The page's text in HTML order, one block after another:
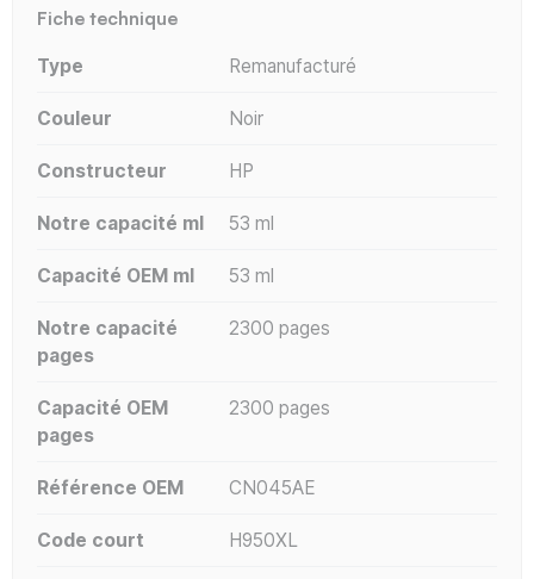
Fiche technique
Type Remanufacturé
Couleur Noir
Constructeur HP
Notre capacité ml 53 ml
Capacité OEM ml 53 ml
Notre capacité
pages
2300 pages
Capacité OEM
pages
2300 pages
Référence OEM CN045AE
Code court H950XL